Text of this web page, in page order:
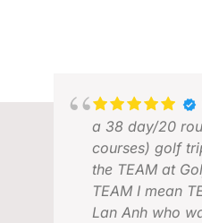
a 38 day/20
courses) golf
the TEAM at
TEAM I mean
Lan Anh who